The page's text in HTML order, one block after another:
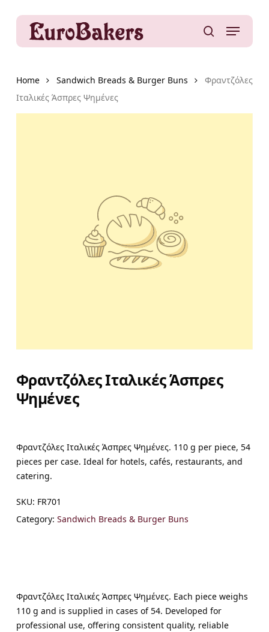
content
Menu
Home Sandwich Breads & Burger Buns
Φραντζόλες
Ιταλικές Άσπρες Ψημένες
Φραντζόλες Ιταλικές Άσπρες
Ψημένες
Φραντζόλες Ιταλικές Άσπρες Ψημένες. 110 g per piece, 54
pieces per case. Ideal for hotels, cafés, restaurants, and
catering.
SKU: FR701
Category: Sandwich Breads & Burger Buns
Φραντζόλες Ιταλικές Άσπρες Ψημένες. Each piece weighs
110 g and is supplied in cases of 54. Developed for
professional use, offering consistent quality, reliable